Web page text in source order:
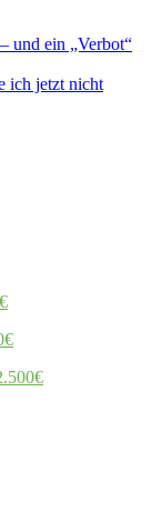
und ein „Verbot“
ich jetzt nicht